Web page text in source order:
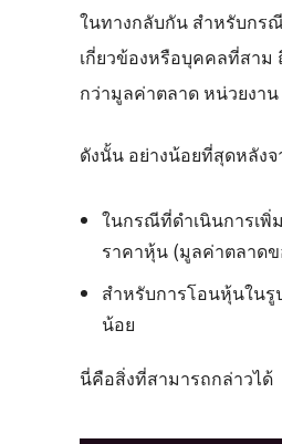
ในทางกลับกัน สำหรับกร
เกี่ยวข้องหรือบุคคลที่สาม
กว่ามูลค่าตลาด หน่วยงา
ดังนั้น อย่างน้อยที่สุดหลังจ
ในกรณีที่ดำเนินการเพิ่
ราคาหุ้น (มูลค่าตลาด
สำหรับการโอนหุ้นในรู
น้อย
นี่คือสิ่งที่สามารถกล่าวได้